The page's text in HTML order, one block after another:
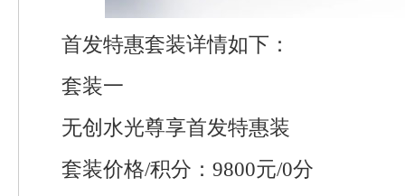
首发特惠套装详情如下：
套装一
无创水光尊享首发特惠装
套装价格/积分：9800元/0分